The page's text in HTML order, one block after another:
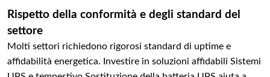
Rispetto della conformità e degli standard del
settore
Molti settori richiedono rigorosi standard di uptime e
affidabilità energetica. Investire in soluzioni affidabili Sistemi